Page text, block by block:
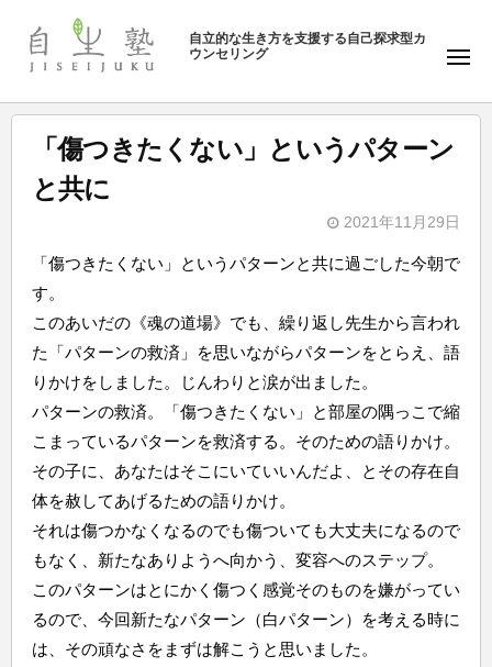
ン
自
塾
自立的な生き方を支援する自己探求型カ
ウンセリング
メ
ュ
ー
「傷つきたくない」というパターン
と共に
2021年11月29日
自
生
塾
「傷つきたくない」というパターンと共に過ごした今朝で
す。
このあいだの《魂の道場》でも、繰り返し先生から言われ
た「パターンの救済」を思いながらパターンをとらえ、語
りかけをしました。じんわりと涙が出ました。
パターンの救済。「傷つきたくない」と部屋の隅っこで縮
こまっているパターンを救済する。そのための語りかけ。
その子に、あなたはそこにいていいんだよ、とその存在自
体を赦してあげるための語りかけ。
それは傷つかなくなるのでも傷ついても大丈夫になるので
もなく、新たなありようへ向かう、変容へのステップ。
このパターンはとにかく傷つく感覚そのものを嫌がってい
るので、今回新たなパターン（白パターン）を考える時に
は、その頑なさをまずは解こうと思いました。